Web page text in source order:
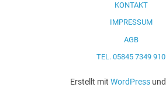
KONTAKT
IMPRESSUM
AGB
TEL. 05845 7349 910
Erstellt mit WordPressund